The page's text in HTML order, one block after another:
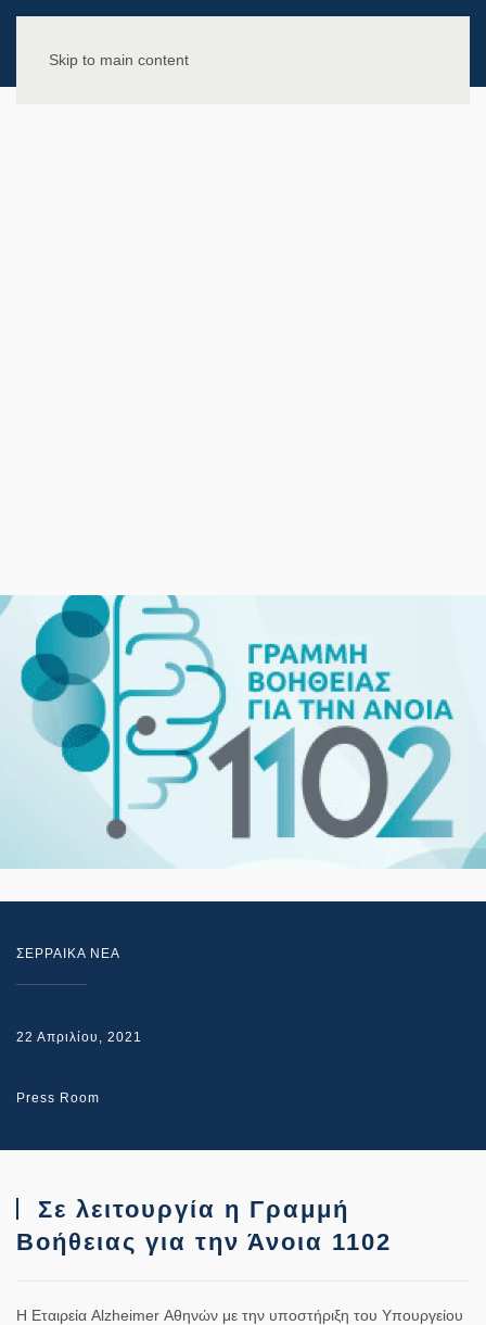
Skip to main content
ΣΕΡΡΑΙΚΑ ΝΕΑ
22 Απριλίου, 2021
Press Room
Σε λειτουργία η Γραμμή
Βοήθειας για την Άνοια 1102
Η Εταιρεία Alzheimer Αθηνών με την υποστήριξη του Υπουργείου